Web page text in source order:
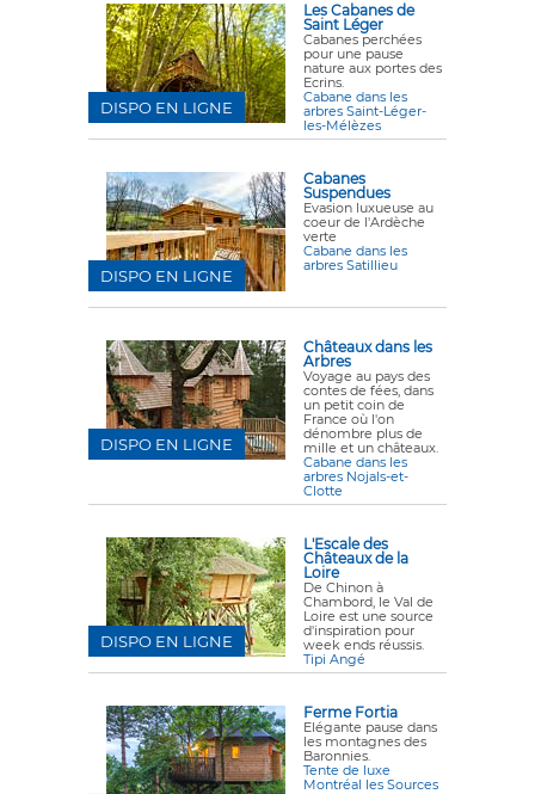
Les Cabanes de
Saint Léger
Cabanes perchées
pour une pause
nature aux portes des
Ecrins.
Cabane dans les
arbres Saint-Léger-
les-Mélèzes
DISPO EN LIGNE
Cabanes
Suspendues
Evasion luxueuse au
coeur de l'Ardèche
verte
Cabane dans les
arbres Satillieu
DISPO EN LIGNE
Châteaux dans les
Arbres
Voyage au pays des
contes de fées, dans
un petit coin de
France où l'on
dénombre plus de
mille et un châteaux.
Cabane dans les
arbres Nojals-et-
Clotte
DISPO EN LIGNE
L'Escale des
Châteaux de la
Loire
De Chinon à
Chambord, le Val de
Loire est une source
d'inspiration pour
week ends réussis.
Tipi Angé
DISPO EN LIGNE
Ferme Fortia
Elégante pause dans
les montagnes des
Baronnies.
Tente de luxe
Montréal les Sources